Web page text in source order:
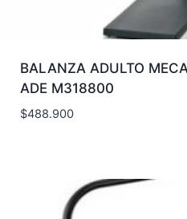
BALANZA ADULTO
ADE M318800
$488.900